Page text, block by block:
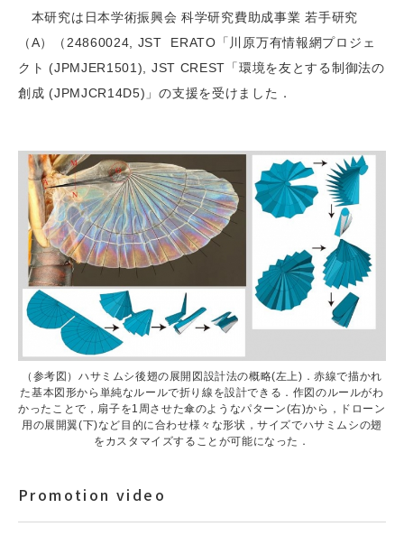
本研究は日本学術振興会 科学研究費助成事業 若手研究
（A）（24860024, JST ERATO「川原万有情報網プロジェ
クト (JPMJER1501), JST CREST「環境を友とする制御法の
創成 (JPMJCR14D5)」の支援を受けました．
（参考図）ハサミムシ後翅の展開図設計法の概略(左上)．赤線で描かれ
た基本図形から単純なルールで折り線を設計できる．作図のルールがわ
かったことで，扇子を1周させた傘のようなパターン(右)から，ドローン
用の展開翼(下)など目的に合わせ様々な形状，サイズでハサミムシの翅
をカスタマイズすることが可能になった．
Promotion video